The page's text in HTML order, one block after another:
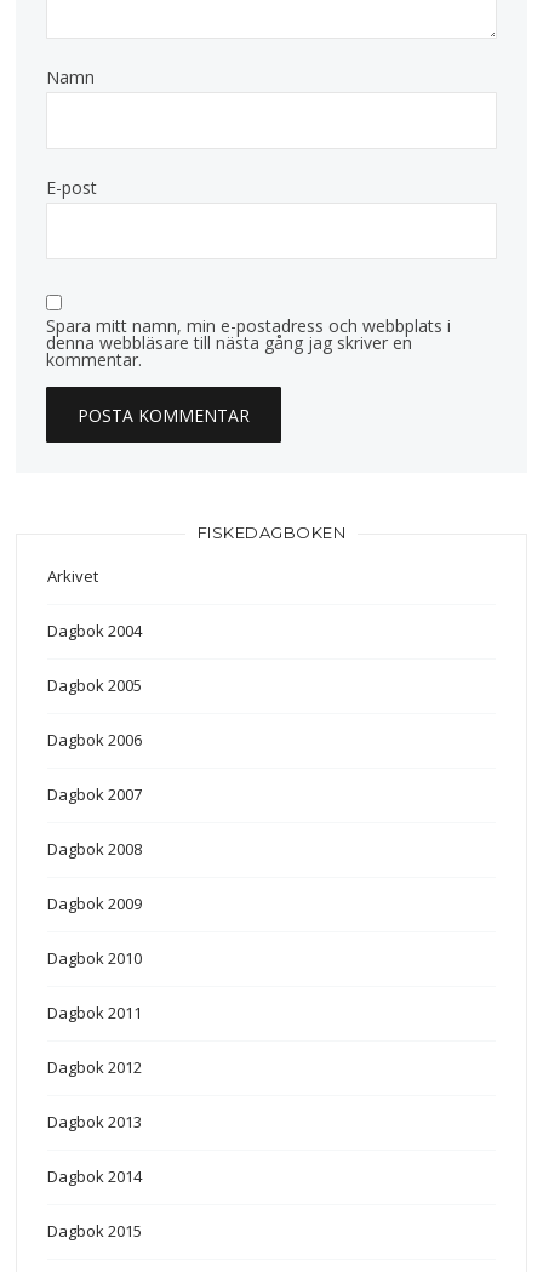
Namn
E-post
Spara mitt namn, min e-postadress och webbplats i
denna webbläsare till nästa gång jag skriver en
kommentar.
FISKEDAGBOKEN
Arkivet
Dagbok 2004
Dagbok 2005
Dagbok 2006
Dagbok 2007
Dagbok 2008
Dagbok 2009
Dagbok 2010
Dagbok 2011
Dagbok 2012
Dagbok 2013
Dagbok 2014
Dagbok 2015